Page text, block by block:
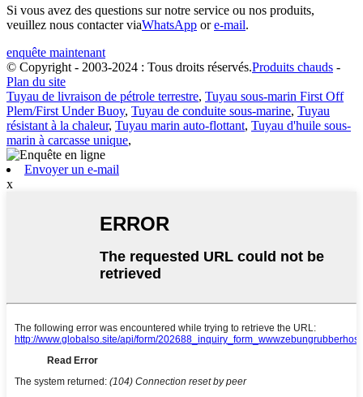
Si vous avez des questions sur notre service ou nos produits,
veuillez nous contacter viaWhatsApp ore-mail.
enquête maintenant
© Copyright - 2003-2024 : Tous droits réservés.Produits chauds -
Plan du site
Tuyau de livraison de pétrole terrestre, Tuyau sous-marin First Off
Plem/First Under Buoy, Tuyau de conduite sous-marine, Tuyau
résistant à la chaleur, Tuyau marin auto-flottant, Tuyau d'huile sous-
marin à carcasse unique,
Envoyer un e-mail
x